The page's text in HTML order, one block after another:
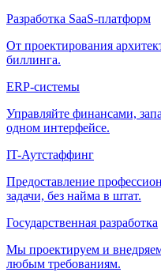
Разработка SaaS-платформ
От проектирования
биллинга.
ERP-системы
Управляйте финансами,
одном интерфейсе.
IT-Аутстаффинг
Предоставление
задачи, без найма в штат.
Государственная разработка
Мы проектируем и
любым требованиям.